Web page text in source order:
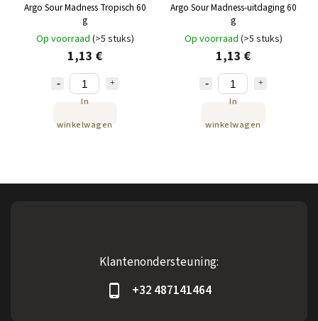
Argo Sour Madness Tropisch 60
g
Op voorraad (>5 stuks)
1,13 €
In
winkelwagen
Argo Sour Madness-uitdaging 60
g
Op voorraad (>5 stuks)
1,13 €
In
winkelwagen
Klantenondersteuning:
+32 487141464